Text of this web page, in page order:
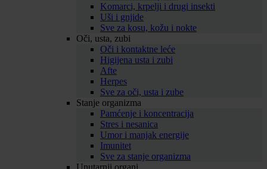
Komarci, krpelji i drugi insekti
Uši i gnjide
Sve za kosu, kožu i nokte
Oči, usta, zubi
Oči i kontaktne leće
Higijena usta i zubi
Afte
Herpes
Sve za oči, usta i zube
Stanje organizma
Pamćenje i koncentracija
Stres i nesanica
Umor i manjak energije
Imunitet
Sve za stanje organizma
Unutarnji organi